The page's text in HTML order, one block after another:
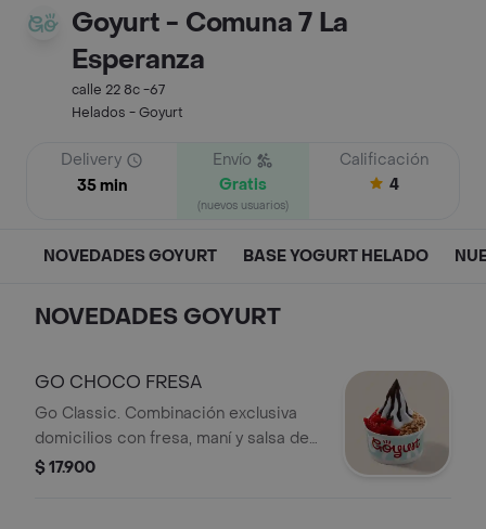
Goyurt - Comuna 7 La
Esperanza
calle 22 8c -67
Helados - Goyurt
Delivery
35 min
Envío
Gratis
(nuevos usuarios)
Calificación
4
NOVEDADES GOYURT BASE YOGURT HELADO
NOVEDADES GOYURT
GO CHOCO FRESA
Go Classic. Combinación exclusiva
domicilios con fresa, maní y salsa de
chocolate.
$ 17.900